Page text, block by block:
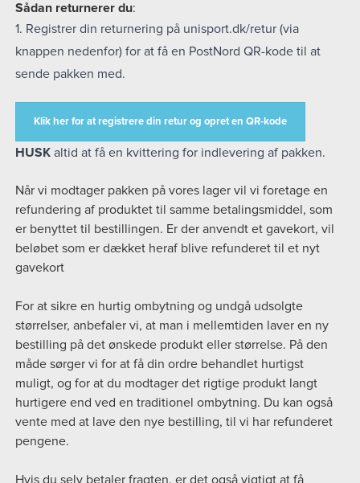
Sådan returnerer du:
1. Registrer din returnering på unisport.dk/retur (via
knappen nedenfor) for at få en PostNord QR-kode til at
sende pakken med.
Klik her for at registrere din retur og opret en QR-kode
HUSK altid at få en kvittering for indlevering af pakken.
Når vi modtager pakken på vores lager vil vi foretage en
refundering af produktet til samme betalingsmiddel, som
er benyttet til bestillingen. Er der anvendt et gavekort, vil
beløbet som er dækket heraf blive refunderet til et nyt
gavekort
For at sikre en hurtig ombytning og undgå udsolgte
størrelser, anbefaler vi, at man i mellemtiden laver en ny
bestilling på det ønskede produkt eller størrelse. På den
måde sørger vi for at få din ordre behandlet hurtigst
muligt, og for at du modtager det rigtige produkt langt
hurtigere end ved en traditionel ombytning. Du kan også
vente med at lave den nye bestilling, til vi har refunderet
pengene.
Hvis du selv betaler fragten, er det også vigtigt at få